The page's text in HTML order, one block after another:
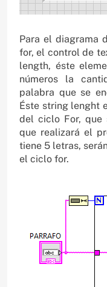
Para el diagrama
for, el control de
length, éste
números la
palabra que se
Éste string lenght
del ciclo For, que
que realizará el
tiene 5 letras,
el ciclo for.